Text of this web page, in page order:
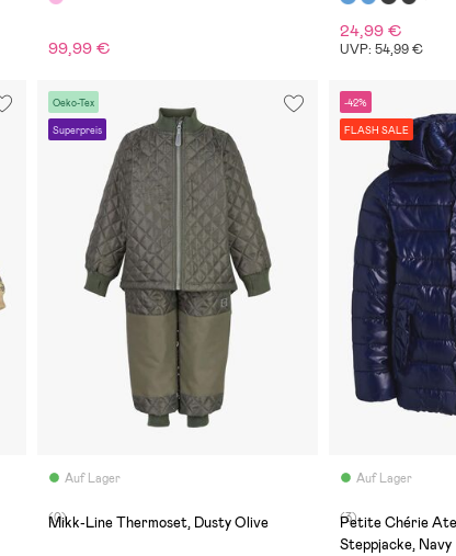
99,99 €
24,99 €
UVP: 54,99 €
Oeko-Tex
Superpreis
Auf Lager
(0)
Mikk-Line Thermoset, Dusty Olive
-42%
FLASH SALE
Auf Lager
(3)
Petite Chérie
Steppjacke, Navy